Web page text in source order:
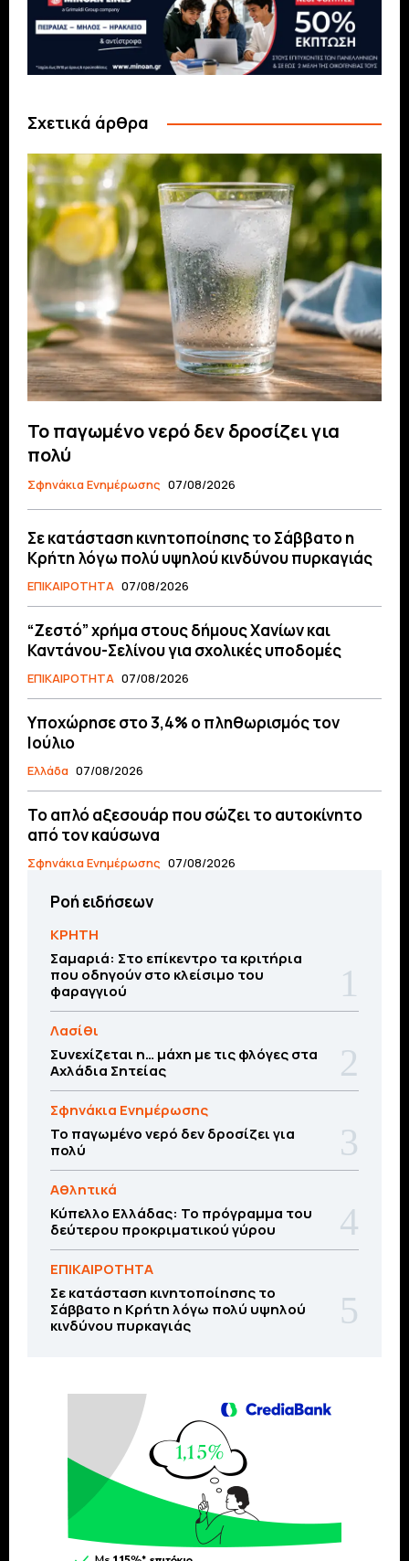
Σχετικά άρθρα
Το παγωμένο νερό δεν δροσίζει για
πολύ
Σφηνάκια Ενημέρωσης 07/08/2026
Σε κατάσταση κινητοποίησης το Σάββατο η
Κρήτη λόγω πολύ υψηλού κινδύνου πυρκαγιάς
ΕΠΙΚΑΙΡΟΤΗΤΑ 07/08/2026
“Ζεστό” χρήμα στους δήμους Χανίων και
Καντάνου-Σελίνου για σχολικές υποδομές
ΕΠΙΚΑΙΡΟΤΗΤΑ 07/08/2026
Υποχώρησε στο 3,4% ο πληθωρισμός τον
Ιούλιο
Ελλάδα 07/08/2026
Το απλό αξεσουάρ που σώζει το αυτοκίνητο
από τον καύσωνα
Σφηνάκια Ενημέρωσης 07/08/2026
Ροή ειδήσεων
ΚΡΗΤΗ
Σαμαριά: Στο επίκεντρο τα κριτήρια
που οδηγούν στο κλείσιμο του
φαραγγιού
Λασίθι
Συνεχίζεται η… μάχη με τις φλόγες στα
Αχλάδια Σητείας
Σφηνάκια Ενημέρωσης
Το παγωμένο νερό δεν δροσίζει για
πολύ
Αθλητικά
Κύπελλο Ελλάδας: Το πρόγραμμα του
δεύτερου προκριματικού γύρου
ΕΠΙΚΑΙΡΟΤΗΤΑ
Σε κατάσταση κινητοποίησης το
Σάββατο η Κρήτη λόγω πολύ υψηλού
κινδύνου πυρκαγιάς